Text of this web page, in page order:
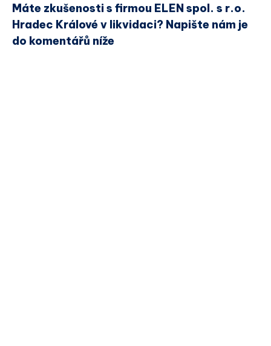
Máte zkušenosti s firmou ELEN spol. s r.o.
Hradec Králové v likvidaci? Napište nám je
do komentářů níže